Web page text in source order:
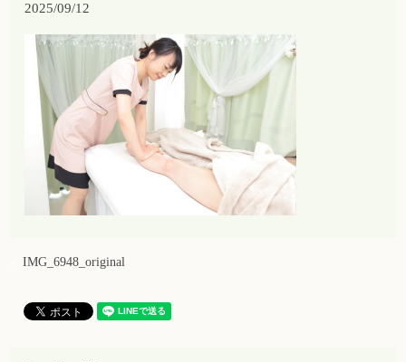
2025/09/12
IMG_6948_original